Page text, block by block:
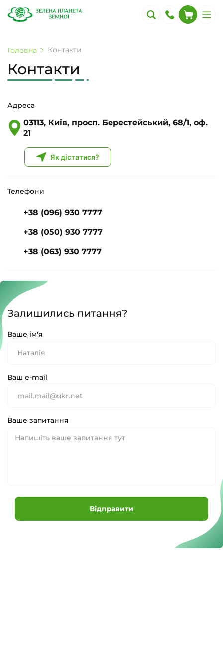
Головна Контакти
Контакти
Адреса
03113, Київ, просп. Берестейський, 68/1, оф.
21
Як дістатися?
Телефони
+38 (096) 930 7777
+38 (050) 930 7777
+38 (063) 930 7777
Залишились питання?
Ваше ім'я
Ваш e-mail
Ваше запитання
Відправити